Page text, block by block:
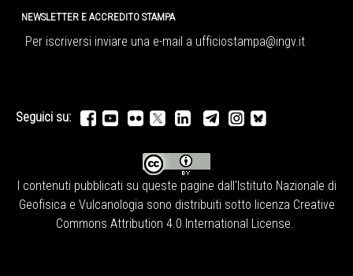
NEWSLETTER E ACCREDITO STAMPA
Per iscriversi inviare una e-mail a ufficiostampa@ingv.it
Seguici su:
I contenuti pubblicati su queste pagine dall' Istituto Nazionale di
Geofisica e Vulcanologia sono distribuiti sotto licenza Creative
Commons Attribution 4.0 International License.